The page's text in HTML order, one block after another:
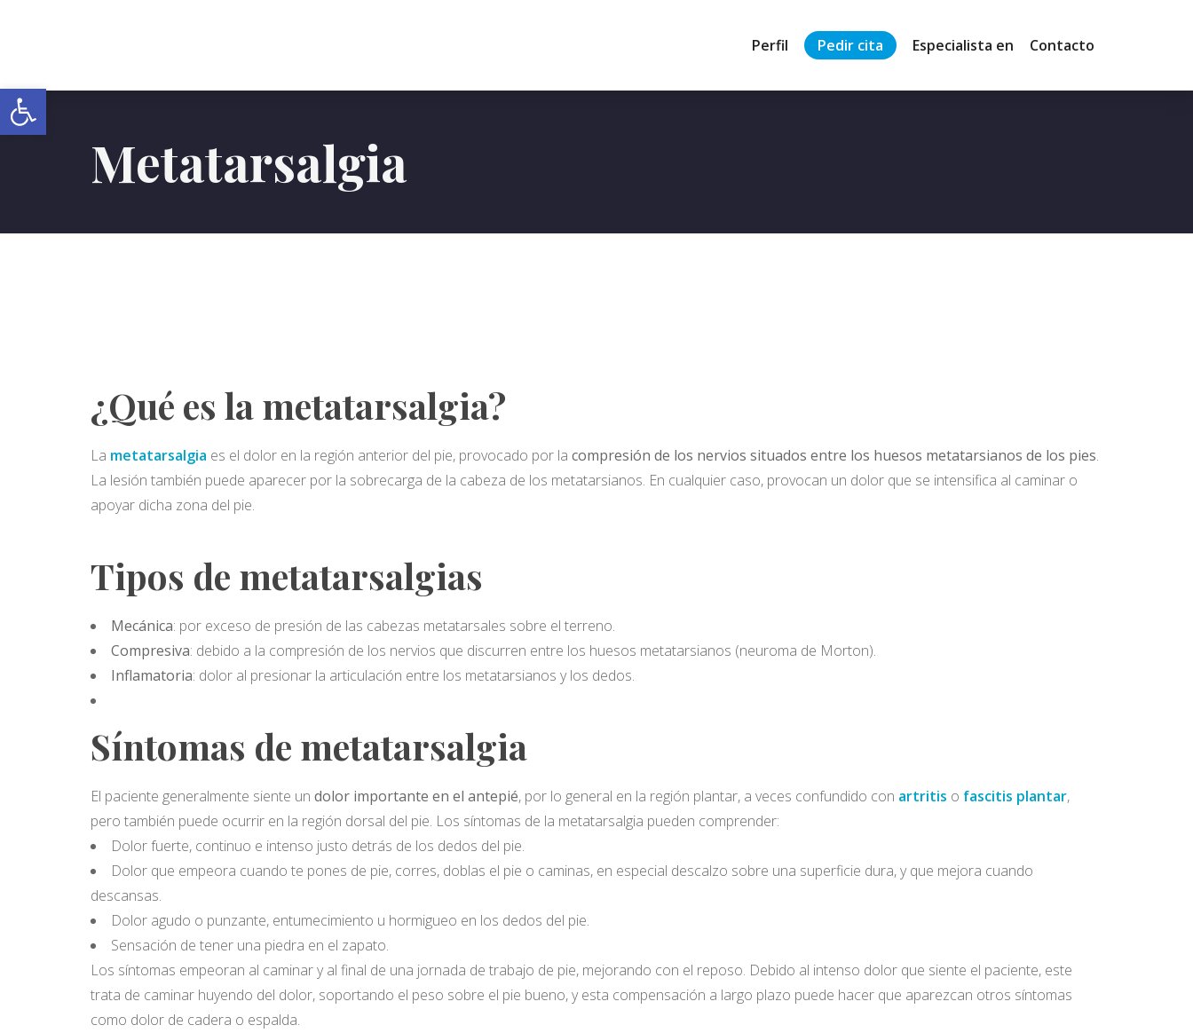
Abrir barra de herramientas
Perfil Pedir cita Especialista en Contacto
Metatarsalgia
¿Qué es la metatarsalgia?
La metatarsalgia es el dolor en la región anterior del pie, provocado por la compresión de los nervios situados entre los huesos metatarsianos de los pies.
La lesión también puede aparecer por la sobrecarga de la cabeza de los metatarsianos. En cualquier caso, provocan un dolor que se intensifica al caminar o
apoyar dicha zona del pie.
Tipos de metatarsalgias
Mecánica: por exceso de presión de las cabezas metatarsales sobre el terreno.
Compresiva: debido a la compresión de los nervios que discurren entre los huesos metatarsianos (neuroma de Morton).
Inflamatoria: dolor al presionar la articulación entre los metatarsianos y los dedos.
Síntomas de metatarsalgia
El paciente generalmente siente un dolor importante en el antepié, por lo general en la región plantar, a veces confundido con artritis o fascitis plantar,
pero también puede ocurrir en la región dorsal del pie. Los síntomas de la metatarsalgia pueden comprender:
Dolor fuerte, continuo e intenso justo detrás de los dedos del pie.
Dolor que empeora cuando te pones de pie, corres, doblas el pie o caminas, en especial descalzo sobre una superficie dura, y que mejora cuando
descansas.
Dolor agudo o punzante, entumecimiento u hormigueo en los dedos del pie.
Sensación de tener una piedra en el zapato.
Los síntomas empeoran al caminar y al final de una jornada de trabajo de pie, mejorando con el reposo. Debido al intenso dolor que siente el paciente, este
trata de caminar huyendo del dolor, soportando el peso sobre el pie bueno, y esta compensación a largo plazo puede hacer que aparezcan otros síntomas
como dolor de cadera o espalda.